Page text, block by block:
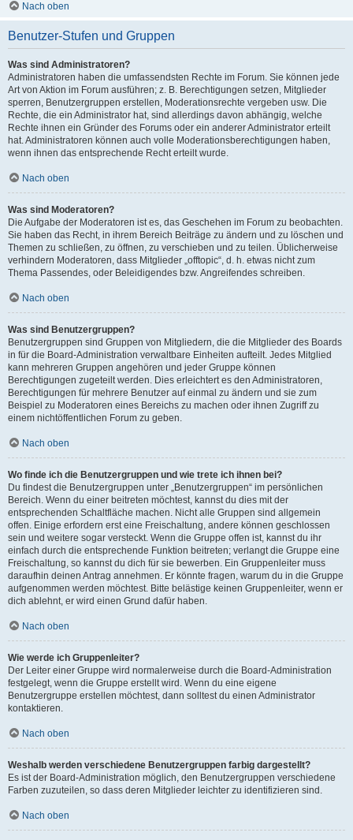
Nach oben
Benutzer-Stufen und Gruppen
Was sind Administratoren?
Administratoren haben die umfassendsten Rechte im Forum. Sie können jede
Art von Aktion im Forum ausführen; z. B. Berechtigungen setzen, Mitglieder
sperren, Benutzergruppen erstellen, Moderationsrechte vergeben usw. Die
Rechte, die ein Administrator hat, sind allerdings davon abhängig, welche
Rechte ihnen ein Gründer des Forums oder ein anderer Administrator erteilt
hat. Administratoren können auch volle Moderationsberechtigungen haben,
wenn ihnen das entsprechende Recht erteilt wurde.
Nach oben
Was sind Moderatoren?
Die Aufgabe der Moderatoren ist es, das Geschehen im Forum zu beobachten.
Sie haben das Recht, in ihrem Bereich Beiträge zu ändern und zu löschen und
Themen zu schließen, zu öffnen, zu verschieben und zu teilen. Üblicherweise
verhindern Moderatoren, dass Mitglieder „offtopic“, d. h. etwas nicht zum
Thema Passendes, oder Beleidigendes bzw. Angreifendes schreiben.
Nach oben
Was sind Benutzergruppen?
Benutzergruppen sind Gruppen von Mitgliedern, die die Mitglieder des Boards
in für die Board-Administration verwaltbare Einheiten aufteilt. Jedes Mitglied
kann mehreren Gruppen angehören und jeder Gruppe können
Berechtigungen zugeteilt werden. Dies erleichtert es den Administratoren,
Berechtigungen für mehrere Benutzer auf einmal zu ändern und sie zum
Beispiel zu Moderatoren eines Bereichs zu machen oder ihnen Zugriff zu
einem nichtöffentlichen Forum zu geben.
Nach oben
Wo finde ich die Benutzergruppen und wie trete ich ihnen bei?
Du findest die Benutzergruppen unter „Benutzergruppen“ im persönlichen
Bereich. Wenn du einer beitreten möchtest, kannst du dies mit der
entsprechenden Schaltfläche machen. Nicht alle Gruppen sind allgemein
offen. Einige erfordern erst eine Freischaltung, andere können geschlossen
sein und weitere sogar versteckt. Wenn die Gruppe offen ist, kannst du ihr
einfach durch die entsprechende Funktion beitreten; verlangt die Gruppe eine
Freischaltung, so kannst du dich für sie bewerben. Ein Gruppenleiter muss
daraufhin deinen Antrag annehmen. Er könnte fragen, warum du in die Gruppe
aufgenommen werden möchtest. Bitte belästige keinen Gruppenleiter, wenn er
dich ablehnt, er wird einen Grund dafür haben.
Nach oben
Wie werde ich Gruppenleiter?
Der Leiter einer Gruppe wird normalerweise durch die Board-Administration
festgelegt, wenn die Gruppe erstellt wird. Wenn du eine eigene
Benutzergruppe erstellen möchtest, dann solltest du einen Administrator
kontaktieren.
Nach oben
Weshalb werden verschiedene Benutzergruppen farbig dargestellt?
Es ist der Board-Administration möglich, den Benutzergruppen verschiedene
Farben zuzuteilen, so dass deren Mitglieder leichter zu identifizieren sind.
Nach oben